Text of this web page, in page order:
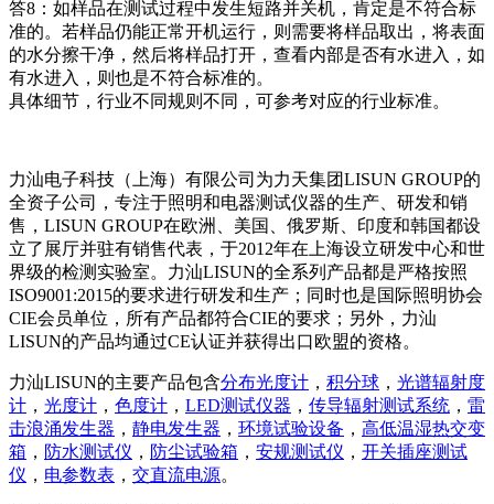
答8：如样品在测试过程中发生短路并关机，肯定是不符合标
准的。若样品仍能正常开机运行，则需要将样品取出，将表面
的水分擦干净，然后将样品打开，查看内部是否有水进入，如
有水进入，则也是不符合标准的。
具体细节，行业不同规则不同，可参考对应的行业标准。
力汕电子科技（上海）有限公司为力天集团LISUN GROUP的
全资子公司，专注于照明和电器测试仪器的生产、研发和销
售，LISUN GROUP在欧洲、美国、俄罗斯、印度和韩国都设
立了展厅并驻有销售代表，于2012年在上海设立研发中心和世
界级的检测实验室。力汕LISUN的全系列产品都是严格按照
ISO9001:2015的要求进行研发和生产；同时也是国际照明协会
CIE会员单位，所有产品都符合CIE的要求；另外，力汕
LISUN的产品均通过CE认证并获得出口欧盟的资格。
力汕LISUN的主要产品包含分布光度计 ， 积分球 ， 光谱辐射度
计 ， 光度计 ， 色度计 ， LED测试仪器 ， 传导辐射测试系统 ， 雷
击浪涌发生器 ， 静电发生器 ， 环境试验设备 ， 高低温湿热交变
箱 ， 防水测试仪 ， 防尘试验箱 ， 安规测试仪 ， 开关插座测试
仪 ， 电参数表 ， 交直流电源。